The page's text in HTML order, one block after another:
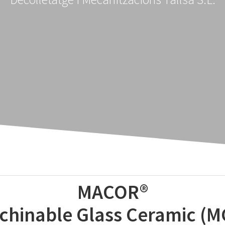
MACOR®
Glass Ceramic